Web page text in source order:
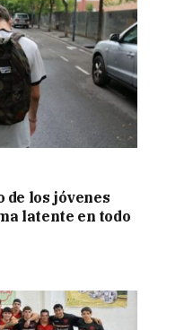
de los jóvenes
latente en todo